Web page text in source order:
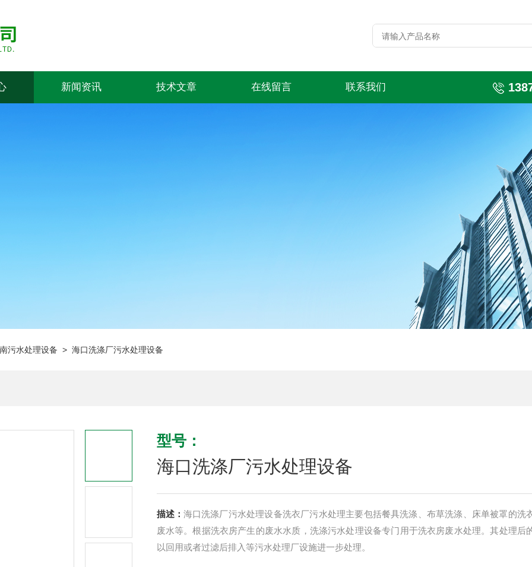
新闻资讯 技术文章 在线留言 联系我们
污水处理设备 > 海口洗涤厂污水处理设备
型号：
海口洗涤厂污水处理设备
描述： 海口洗涤厂污水处理设备洗衣厂污水处理主要包括餐具洗涤、布草洗涤、床单被罩的洗
废水等。根据洗衣房产生的废水水质，洗涤污水处理设备专门用于洗衣房废水处理。其处理后
以回用或者过滤后排入等污水处理厂设施进一步处理。